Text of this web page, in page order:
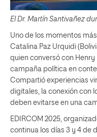
El Dr. Martín Santivañez
Uno de los momentos
Catalina Paz Urquidi
quien conversó con Henry
campaña política en
Compartió experiencias
digitales, la conexión con
deben evitarse en una
EDIRCOM 2025,
continua los días 3 y 4 de